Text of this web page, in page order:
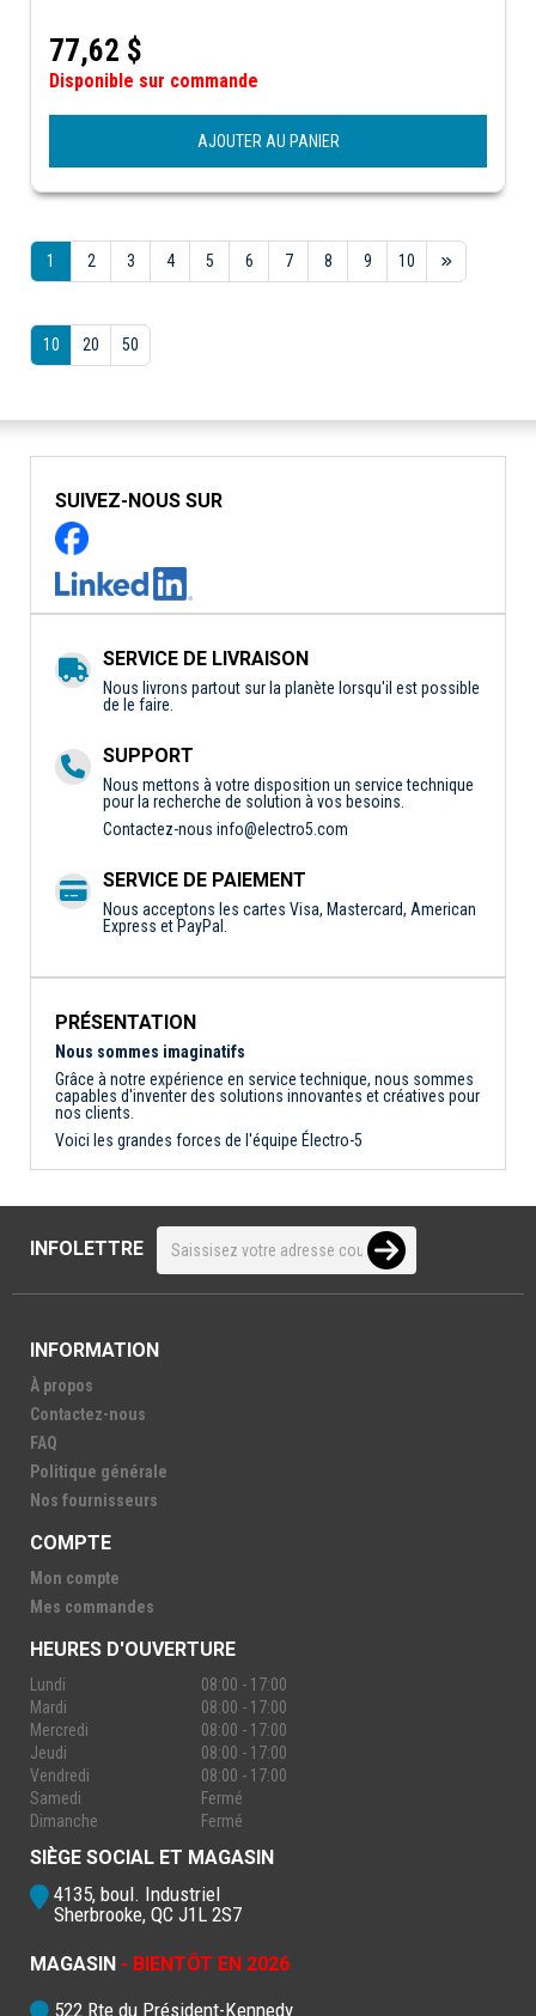
77,62 $
Disponible sur commande
AJOUTER AU PANIER
1 2 3 4 5 6 7 8 9 10
10 20 50
SUIVEZ-NOUS SUR
SERVICE DE LIVRAISON
Nous livrons partout sur la planète lorsqu'il est possible
de le faire.
SUPPORT
Nous mettons à votre disposition un service technique
pour la recherche de solution à vos besoins.
Contactez-nous info@electro5.com
SERVICE DE PAIEMENT
Nous acceptons les cartes Visa, Mastercard, American
Express et PayPal.
PRÉSENTATION
Nous sommes imaginatifs
Grâce à notre expérience en service technique, nous sommes
capables d'inventer des solutions innovantes et créatives pour
nos clients.
Voici les grandes forces de l'équipe Électro-5
INFOLETTRE
INFORMATION
À propos
Contactez-nous
FAQ
Politique générale
Nos fournisseurs
COMPTE
Mon compte
Mes commandes
HEURES D'OUVERTURE
Lundi
08:00 - 17:00
Mardi
08:00 - 17:00
Mercredi
08:00 - 17:00
Jeudi
08:00 - 17:00
Vendredi
08:00 - 17:00
Samedi
Fermé
Dimanche
Fermé
SIÈGE SOCIAL ET MAGASIN
4135, boul. Industriel
Sherbrooke, QC J1L 2S7
MAGASIN - BIENTÔT EN 2026
522 Rte du Président-Kennedy